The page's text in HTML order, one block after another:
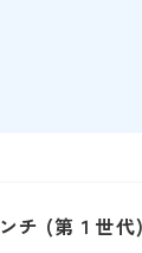
チ (第１世